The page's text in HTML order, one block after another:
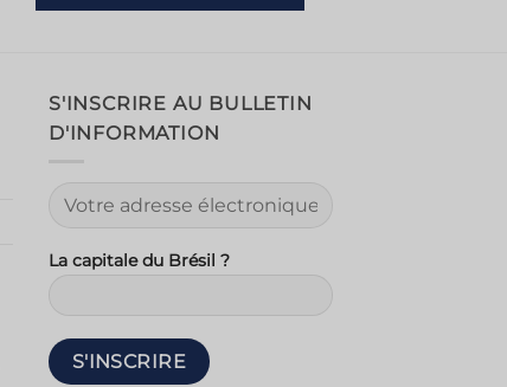
S'INSCRIRE AU BULLETIN
D'INFORMATION
La capitale du Brésil ?